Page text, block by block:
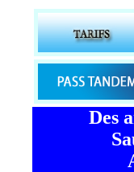
Des